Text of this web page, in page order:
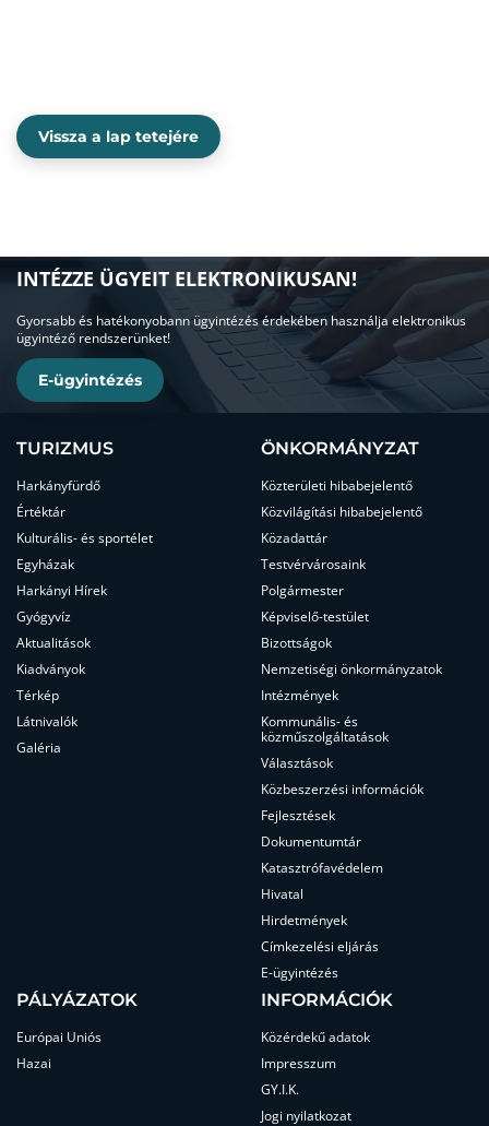
Vissza a lap tetejére
INTÉZZE ÜGYEIT ELEKTRONIKUSAN!
Gyorsabb és hatékonyobann ügyintézés érdekében használja elektronikus
ügyintéző rendszerünket!
E-ügyintézés
TURIZMUS
Harkányfürdő
Értéktár
Kulturális- és sportélet
Egyházak
Harkányi Hírek
Gyógyvíz
Aktualitások
Kiadványok
Térkép
Látnivalók
Galéria
ÖNKORMÁNYZAT
Közterületi hibabejelentő
Közvilágítási hibabejelentő
Közadattár
Testvérvárosaink
Polgármester
Képviselő-testület
Bizottságok
Nemzetiségi önkormányzatok
Intézmények
Kommunális- és
közműszolgáltatások
Választások
Közbeszerzési információk
Fejlesztések
Dokumentumtár
Katasztrófavédelem
Hivatal
Hirdetmények
Címkezelési eljárás
E-ügyintézés
PÁLYÁZATOK
Európai Uniós
Hazai
INFORMÁCIÓK
Közérdekű adatok
Impresszum
GY.I.K.
Jogi nyilatkozat